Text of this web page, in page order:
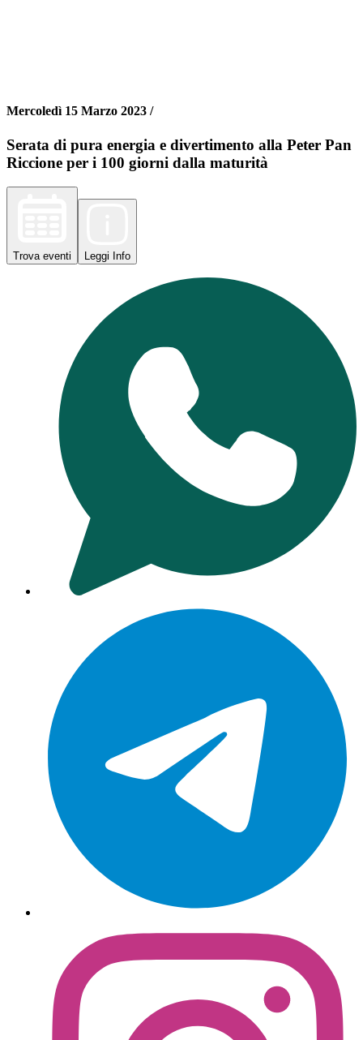
Mercoledì 15 Marzo 2023 /
Serata di pura energia e divertimento alla Peter Pan
Riccione per i 100 giorni dalla maturità
Trova eventi Leggi Info